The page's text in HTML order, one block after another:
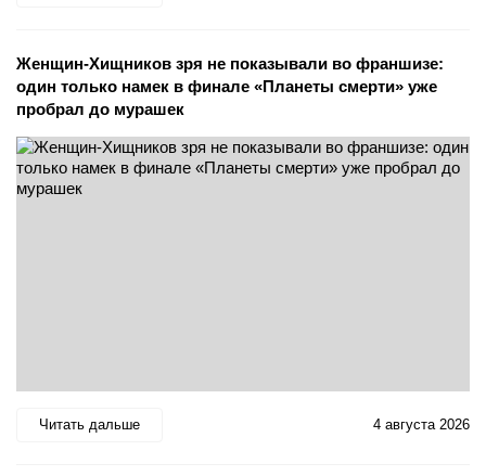
Женщин-Хищников зря не показывали во франшизе:
один только намек в финале «Планеты смерти» уже
пробрал до мурашек
Читать дальше 4 августа 2026